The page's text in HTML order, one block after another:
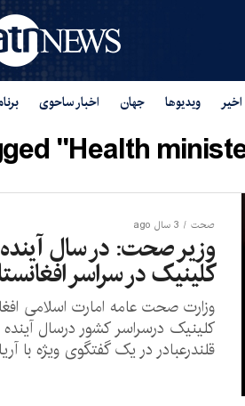
ویدیوها جهان اخبار ساحوی
"Health
صحت 3 سال ago
وزیر صحت: در سال
کلینیک در سراسر
وزارت صحت عامه امارت اسلامی
کلینیک درسراسر کشور درسال
قلندرعبادر در یک گفتگوی ویژه با